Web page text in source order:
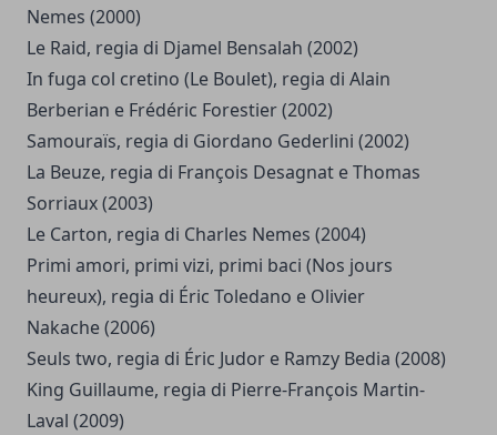
Nemes (2000)
Le Raid, regia di Djamel Bensalah (2002)
In fuga col cretino (Le Boulet), regia di Alain
Berberian e Frédéric Forestier (2002)
Samouraïs, regia di Giordano Gederlini (2002)
La Beuze, regia di François Desagnat e Thomas
Sorriaux (2003)
Le Carton, regia di Charles Nemes (2004)
Primi amori, primi vizi, primi baci (Nos jours
heureux), regia di Éric Toledano e Olivier
Nakache (2006)
Seuls two, regia di Éric Judor e Ramzy Bedia (2008)
King Guillaume, regia di Pierre-François Martin-
Laval (2009)